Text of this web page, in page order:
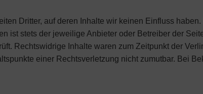
Dritter, auf deren Inhalte wir keinen Einfluss
ist stets der jeweilige Anbieter oder Betreiber der
Rechtswidrige Inhalte waren zum Zeitpunkt der
einer Rechtsverletzung nicht zumutbar. Bei